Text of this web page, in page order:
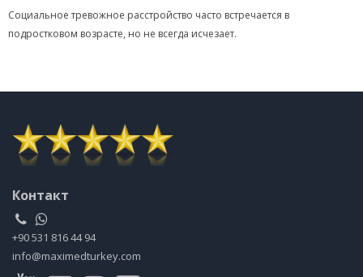
Социальное тревожное расстройство часто встречается в
подростковом возрасте, но не всегда исчезает.
Контакт
+90 531 816 44 94
info@maximedturkey.com